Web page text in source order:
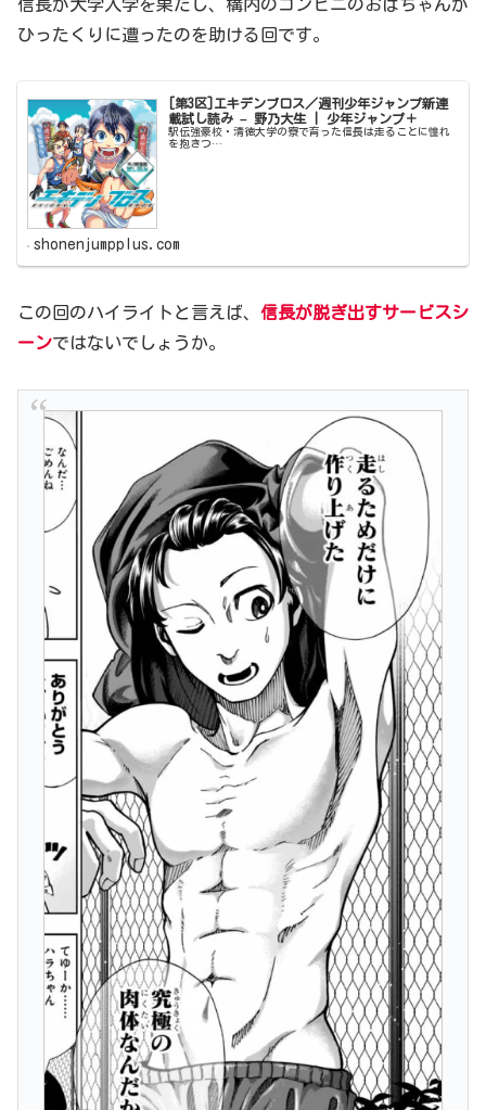
信長が大学入学を果たし、構内のコンビニのおばちゃんが
ひったくりに遭ったのを助ける回です。
[第3区]エキデンブロス／週刊少年ジャンプ新連
載試し読み – 野乃大生 | 少年ジャンプ＋
駅伝強豪校・清徳大学の寮で育った信長は走ることに憧れ
を抱きつ…
shonenjumpplus.com
この回のハイライトと言えば、 信長が脱ぎ出すサービスシ
ーンではないでしょうか。